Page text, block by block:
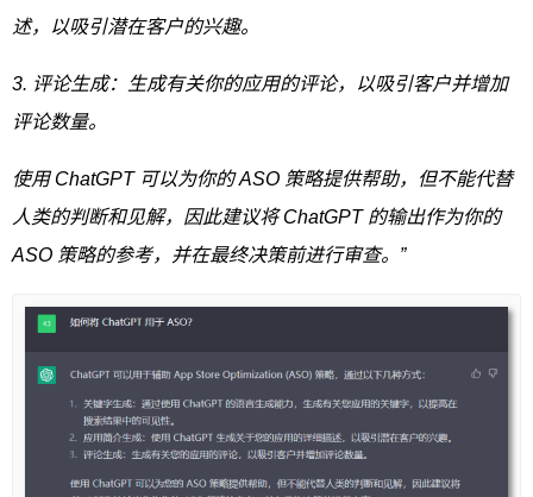
述，以吸引潜在客户的兴趣。
3. 评论生成：生成有关你的应用的评论，以吸引客户并增加
评论数量。
使用 ChatGPT 可以为你的 ASO 策略提供帮助，但不能代替
人类的判断和见解，因此建议将 ChatGPT 的输出作为你的
ASO 策略的参考，并在最终决策前进行审查。”